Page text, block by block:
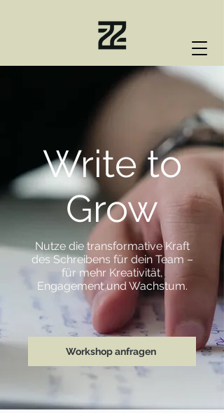
Write to
Grow
Nutze die transformative Kraft
des Schreibens für dein Team –
für mehr Kreativität,
Engagement und Wachstum.
Workshop anfragen